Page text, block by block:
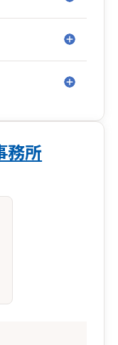
務所